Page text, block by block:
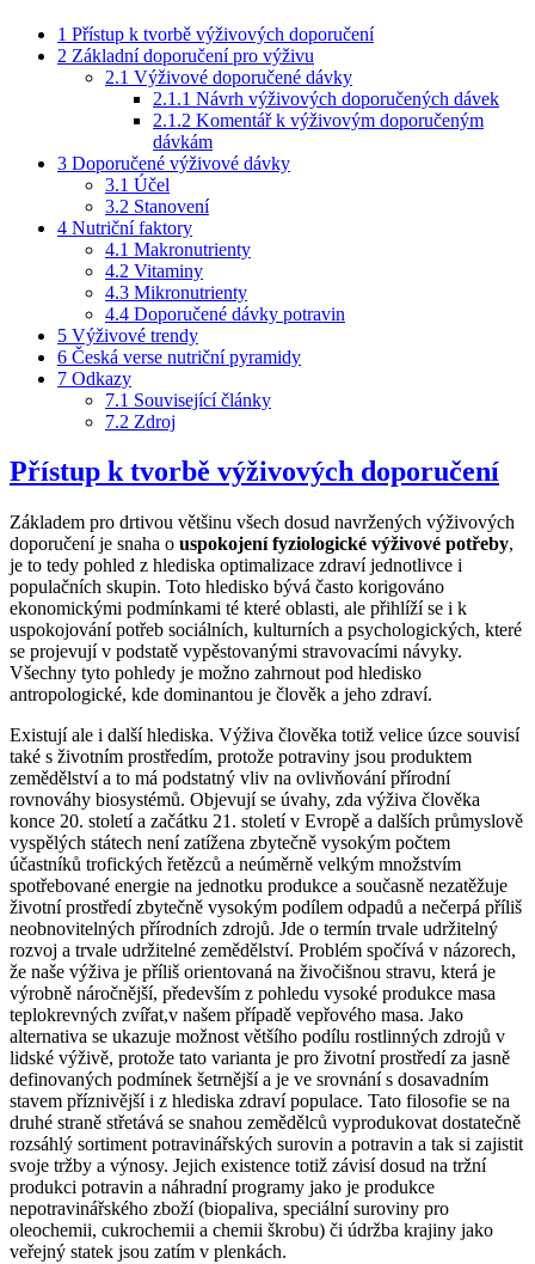
1 Přístup k tvorbě výživových doporučení
2 Základní doporučení pro výživu
2.1 Výživové doporučené dávky
2.1.1 Návrh výživových doporučených dávek
2.1.2 Komentář k výživovým doporučeným
dávkám
3 Doporučené výživové dávky
3.1 Účel
3.2 Stanovení
4 Nutriční faktory
4.1 Makronutrienty
4.2 Vitaminy
4.3 Mikronutrienty
4.4 Doporučené dávky potravin
5 Výživové trendy
6 Česká verse nutriční pyramidy
7 Odkazy
7.1 Související články
7.2 Zdroj
Přístup k tvorbě výživových doporučení
Základem pro drtivou většinu všech dosud navržených výživových
doporučení je snaha o uspokojení fyziologické výživové potřeby,
je to tedy pohled z hlediska optimalizace zdraví jednotlivce i
populačních skupin. Toto hledisko bývá často korigováno
ekonomickými podmínkami té které oblasti, ale přihlíží se i k
uspokojování potřeb sociálních, kulturních a psychologických, které
se projevují v podstatě vypěstovanými stravovacími návyky.
Všechny tyto pohledy je možno zahrnout pod hledisko
antropologické, kde dominantou je člověk a jeho zdraví.
Existují ale i další hlediska. Výživa člověka totiž velice úzce souvisí
také s životním prostředím, protože potraviny jsou produktem
zemědělství a to má podstatný vliv na ovlivňování přírodní
rovnováhy biosystémů. Objevují se úvahy, zda výživa člověka
konce 20. století a začátku 21. století v Evropě a dalších průmyslově
vyspělých státech není zatížena zbytečně vysokým počtem
účastníků trofických řetězců a neúměrně velkým množstvím
spotřebované energie na jednotku produkce a současně nezatěžuje
životní prostředí zbytečně vysokým podílem odpadů a nečerpá příliš
neobnovitelných přírodních zdrojů. Jde o termín trvale udržitelný
rozvoj a trvale udržitelné zemědělství. Problém spočívá v názorech,
že naše výživa je příliš orientovaná na živočišnou stravu, která je
výrobně náročnější, především z pohledu vysoké produkce masa
teplokrevných zvířat,v našem případě vepřového masa. Jako
alternativa se ukazuje možnost většího podílu rostlinných zdrojů v
lidské výživě, protože tato varianta je pro životní prostředí za jasně
definovaných podmínek šetrnější a je ve srovnání s dosavadním
stavem příznivější i z hlediska zdraví populace. Tato filosofie se na
druhé straně střetává se snahou zemědělců vyprodukovat dostatečně
rozsáhlý sortiment potravinářských surovin a potravin a tak si zajistit
svoje tržby a výnosy. Jejich existence totiž závisí dosud na tržní
produkci potravin a náhradní programy jako je produkce
nepotravinářského zboží (biopaliva, speciální suroviny pro
oleochemii, cukrochemii a chemii škrobu) či údržba krajiny jako
veřejný statek jsou zatím v plenkách.